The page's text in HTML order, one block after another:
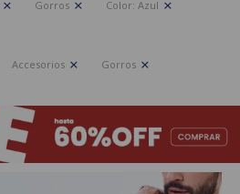
Gorros Color: Azul
Accesorios Gorros